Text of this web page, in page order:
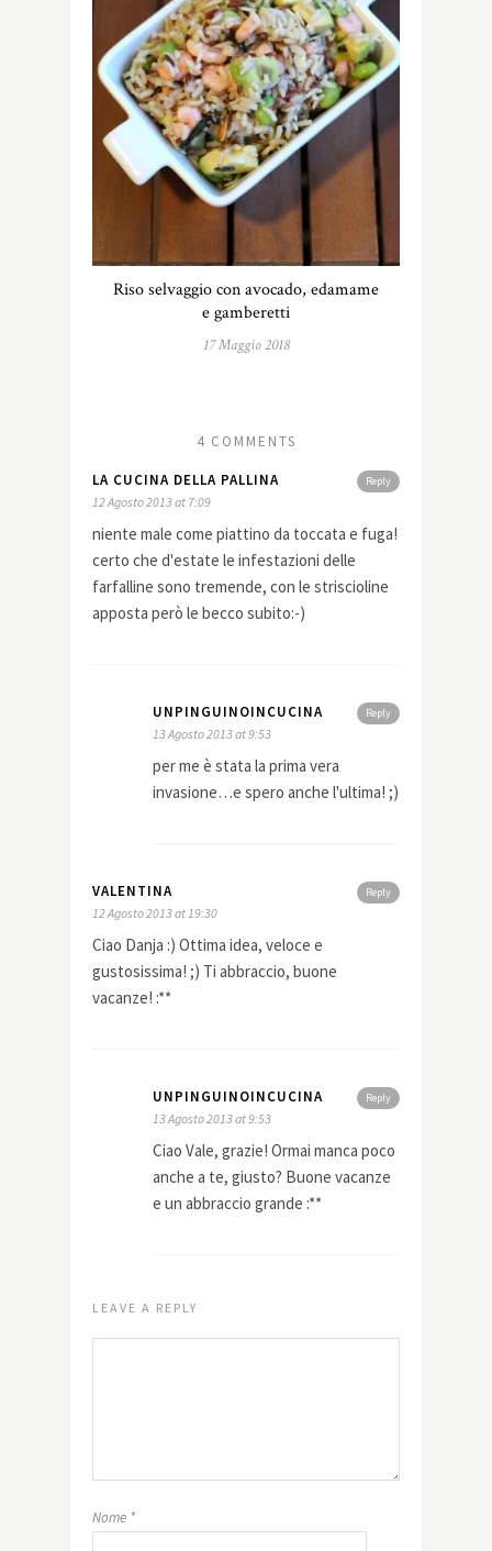
Riso selvaggio con avocado, edamame
e gamberetti
17 Maggio 2018
4 COMMENTS
Reply
LA CUCINA DELLA PALLINA
12 Agosto 2013 at 7:09
niente male come piattino da toccata e fuga!
certo che d'estate le infestazioni delle
farfalline sono tremende, con le striscioline
apposta però le becco subito:-)
Reply
UNPINGUINOINCUCINA
13 Agosto 2013 at 9:53
per me è stata la prima vera
invasione…e spero anche l'ultima! ;)
Reply
VALENTINA
12 Agosto 2013 at 19:30
Ciao Danja :) Ottima idea, veloce e
gustosissima! ;) Ti abbraccio, buone
vacanze! :**
Reply
UNPINGUINOINCUCINA
13 Agosto 2013 at 9:53
Ciao Vale, grazie! Ormai manca poco
anche a te, giusto? Buone vacanze
e un abbraccio grande :**
LEAVE A REPLY
Nome *